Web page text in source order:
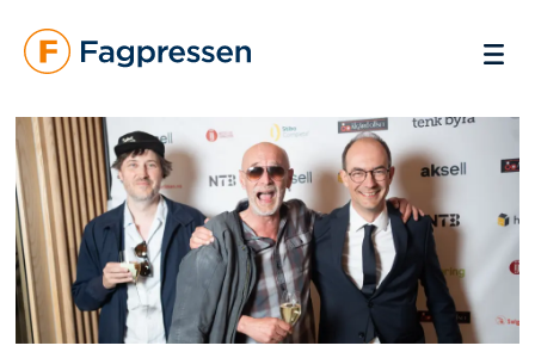
Tag:
fagpresseprisene
2026